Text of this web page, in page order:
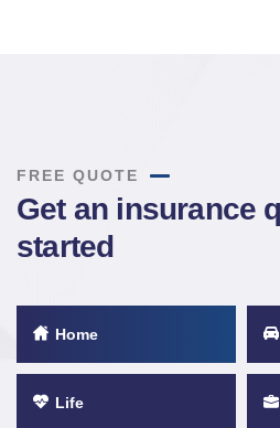
FREE QUOTE
Get an insurance
started
Home
Life